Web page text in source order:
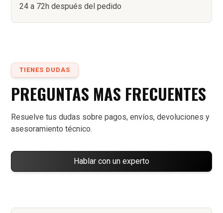
24 a 72h después del pedido
TIENES DUDAS
PREGUNTAS MAS FRECUENTES
Resuelve tus dudas sobre pagos, envíos, devoluciones y
asesoramiento técnico.
Hablar con un experto